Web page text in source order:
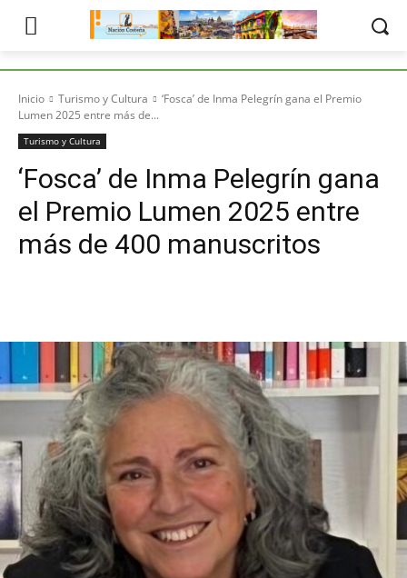
Inicio Turismo y Cultura
‘Fosca’ de Inma Pelegrín gana el Premio
Lumen 2025 entre más de...
Turismo y Cultura
‘Fosca’ de Inma Pelegrín gana
el Premio Lumen 2025 entre
más de 400 manuscritos